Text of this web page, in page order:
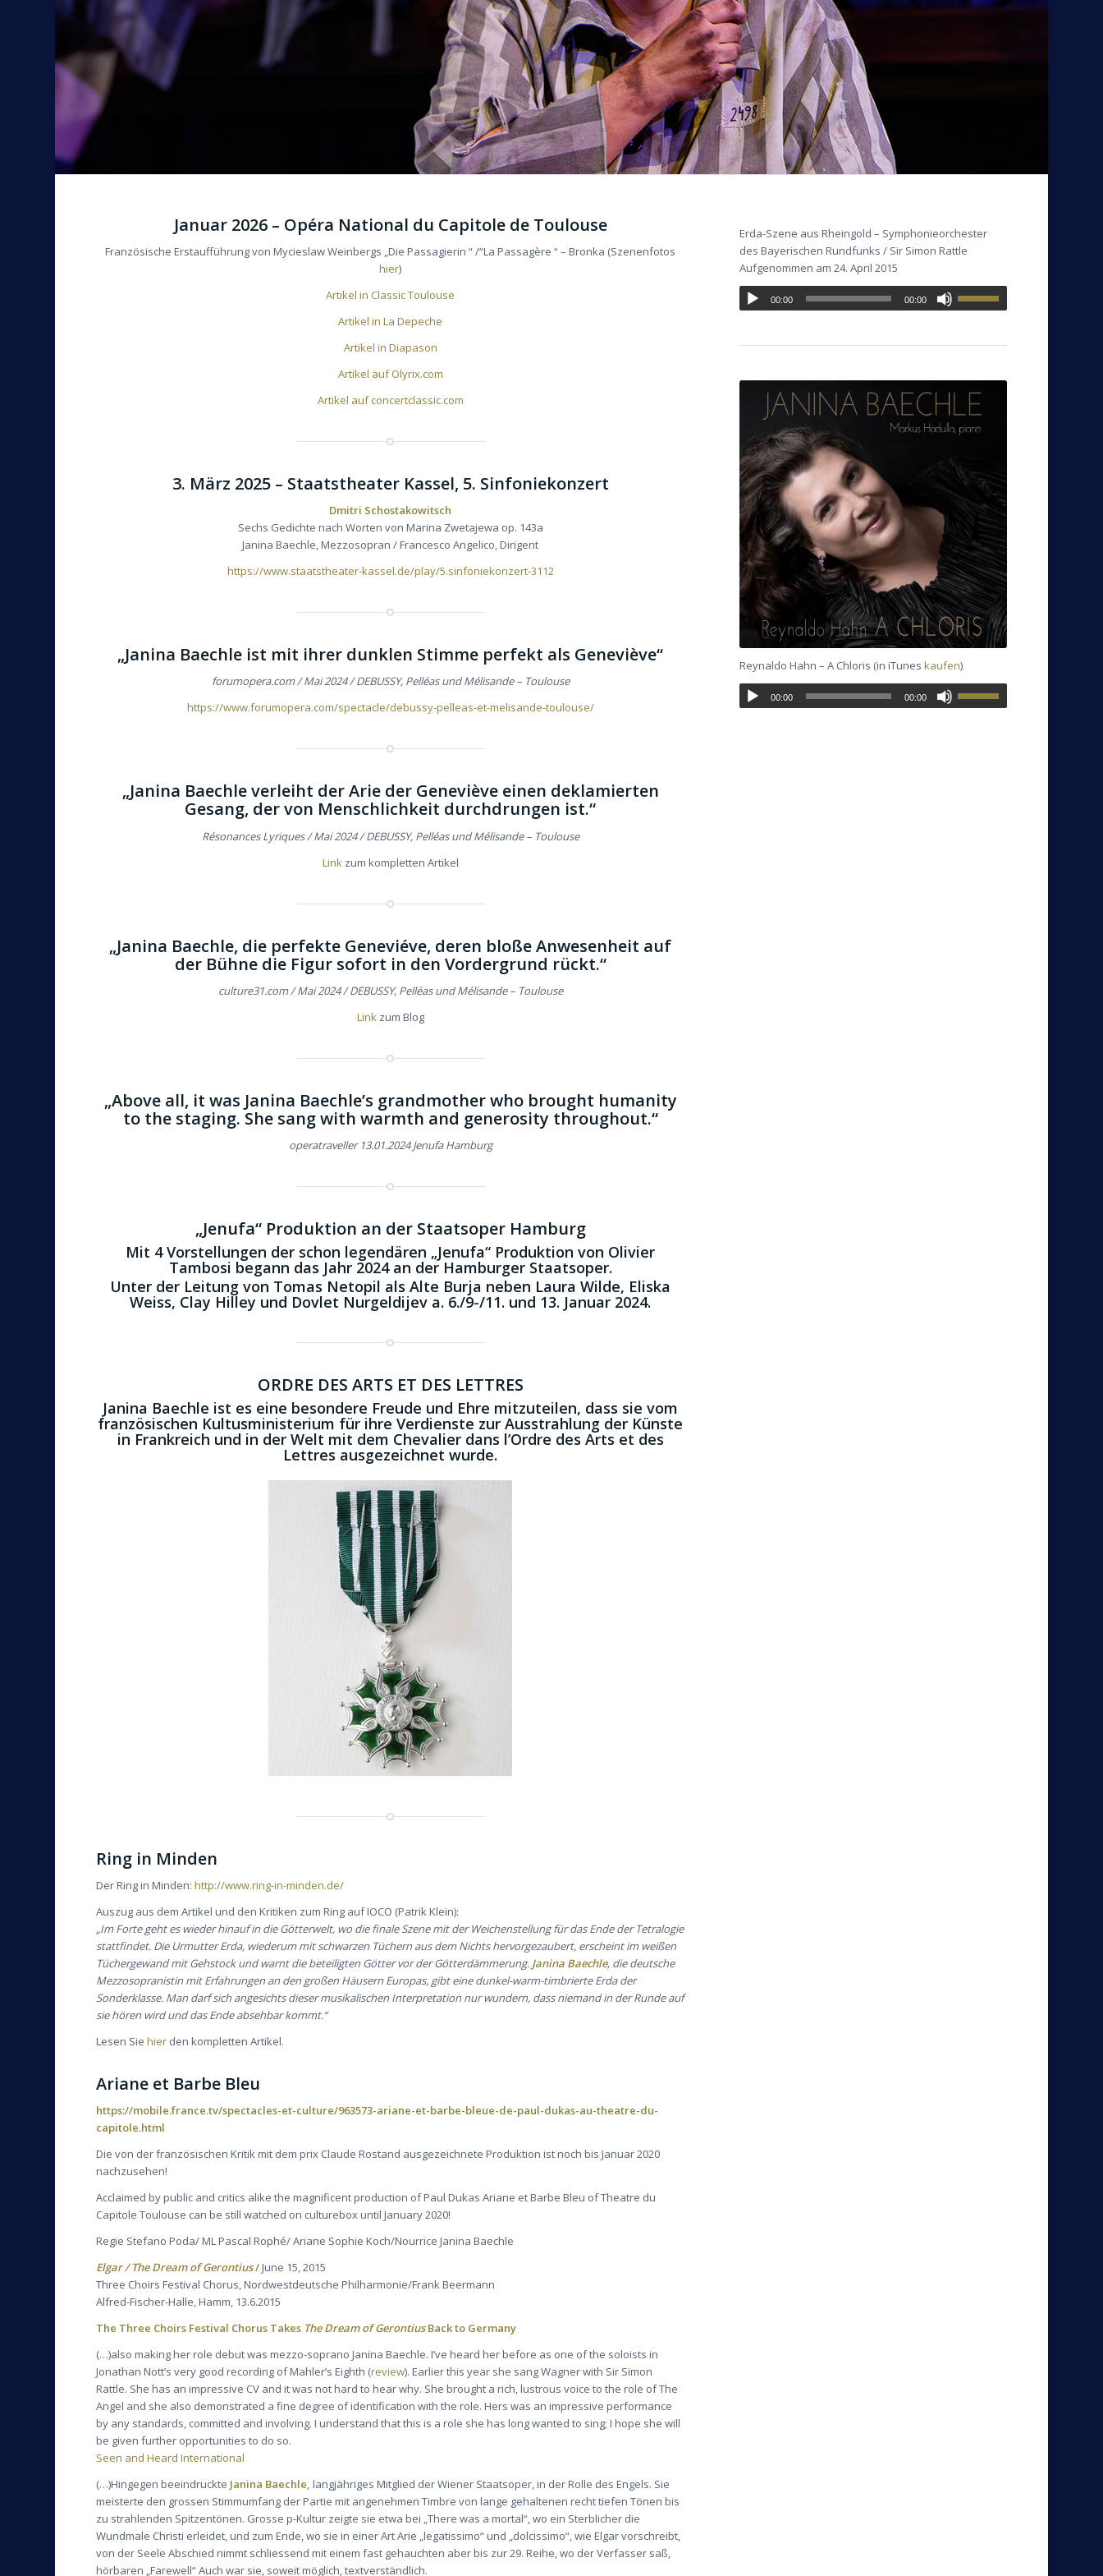
Januar 2026 – Opéra National du Capitole de Toulouse
Französische Erstaufführung von Mycieslaw Weinbergs „Die Passagierin “ /“La Passagère “ – Bronka (Szenenfotos
hier)
Artikel in Classic Toulouse
Artikel in La Depeche
Artikel in Diapason
Artikel auf Olyrix.com
Artikel auf concertclassic.com
3. März 2025 – Staatstheater Kassel, 5. Sinfoniekonzert
Dmitri Schostakowitsch
Sechs Gedichte nach Worten von Marina Zwetajewa op. 143a
Janina Baechle, Mezzosopran / Francesco Angelico, Dirigent
https://www.staatstheater-kassel.de/play/5.sinfoniekonzert-3112
„Janina Baechle ist mit ihrer dunklen Stimme perfekt als Geneviève“
forumopera.com / Mai 2024 / DEBUSSY, Pelléas und Mélisande – Toulouse
https://www.forumopera.com/spectacle/debussy-pelleas-et-melisande-toulouse/
„Janina Baechle verleiht der Arie der Geneviève einen deklamierten
Gesang, der von Menschlichkeit durchdrungen ist.“
Résonances Lyriques / Mai 2024 / DEBUSSY, Pelléas und Mélisande – Toulouse
Link zum kompletten Artikel
„Janina Baechle, die perfekte Geneviéve, deren bloße Anwesenheit auf
der Bühne die Figur sofort in den Vordergrund rückt.“
culture31.com / Mai 2024 / DEBUSSY, Pelléas und Mélisande – Toulouse
Linkzum Blog
„Above all, it was Janina Baechle’s grandmother who brought humanity
to the staging. She sang with warmth and generosity throughout.“
operatraveller 13.01.2024 Jenufa Hamburg
„Jenufa“ Produktion an der Staatsoper Hamburg
Mit 4 Vorstellungen der schon legendären „Jenufa“ Produktion von Olivier
Tambosi begann das Jahr 2024 an der Hamburger Staatsoper.
Unter der Leitung von Tomas Netopil als Alte Burja neben Laura Wilde, Eliska
Weiss, Clay Hilley und Dovlet Nurgeldijev a. 6./9-/11. und 13. Januar 2024.
ORDRE DES ARTS ET DES LETTRES
Janina Baechle ist es eine besondere Freude und Ehre mitzuteilen, dass sie vom
französischen Kultusministerium für ihre Verdienste zur Ausstrahlung der Künste
in Frankreich und in der Welt mit dem Chevalier dans l’Ordre des Arts et des
Lettres ausgezeichnet wurde.
Ring in Minden
Der Ring in Minden:http://www.ring-in-minden.de/
Auszug aus dem Artikel und den Kritiken zum Ring auf IOCO (Patrik Klein):
„Im Forte geht es wieder hinauf in die Götterwelt, wo die finale Szene mit der Weichenstellung für das Ende der Tetralogie
stattfindet. Die Urmutter Erda, wiederum mit schwarzen Tüchern aus dem Nichts hervorgezaubert, erscheint im weißen
Tüchergewand mit Gehstock und warnt die beteiligten Götter vor der Götterdämmerung. Janina Baechle, die deutsche
Mezzosopranistin mit Erfahrungen an den großen Häusern Europas, gibt eine dunkel-warm-timbrierte Erda der
Sonderklasse. Man darf sich angesichts dieser musikalischen Interpretation nur wundern, dass niemand in der Runde auf
sie hören wird und das Ende absehbar kommt.“
Lesen Siehier den kompletten Artikel.
Ariane et Barbe Bleu
https://mobile.france.tv/spectacles-et-culture/963573-ariane-et-barbe-bleue-de-paul-dukas-au-theatre-du-
capitole.html
Die von der französischen Kritik mit dem prix Claude Rostand ausgezeichnete Produktion ist noch bis Januar 2020
nachzusehen!
Acclaimed by public and critics alike the magnificent production of Paul Dukas Ariane et Barbe Bleu of Theatre du
Capitole Toulouse can be still watched on culturebox until January 2020!
Regie Stefano Poda/ ML Pascal Rophé/ Ariane Sophie Koch/Nourrice Janina Baechle
Elgar / The Dream of Gerontius/June 15, 2015
Three Choirs Festival Chorus, Nordwestdeutsche Philharmonie/Frank Beermann
Alfred-Fischer-Halle, Hamm, 13.6.2015
The Three Choirs Festival Chorus Takes The Dream of GerontiusBack to Germany
(…)also making her role debut was mezzo-soprano Janina Baechle. I’ve heard her before as one of the soloists in
Jonathan Nott’s very good recording of Mahler’s Eighth (review). Earlier this year she sang Wagner with Sir Simon
Rattle. She has an impressive CV and it was not hard to hear why. She brought a rich, lustrous voice to the role of The
Angel and she also demonstrated a fine degree of identification with the role. Hers was an impressive performance
by any standards, committed and involving. I understand that this is a role she has long wanted to sing; I hope she will
be given further opportunities to do so.
Seen and Heard International
(…)Hingegen beeindruckte Janina Baechle,langjähriges Mitglied der Wiener Staatsoper, in der Rolle des Engels. Sie
meisterte den grossen Stimmumfang der Partie mit angenehmen Timbre von lange gehaltenen recht tiefen Tönen bis
zu strahlenden Spitzentönen. Grosse p-Kultur zeigte sie etwa bei „There was a mortal“, wo ein Sterblicher die
Wundmale Christi erleidet, und zum Ende, wo sie in einer Art Arie „legatissimo“ und „dolcissimo“, wie Elgar vorschreibt,
von der Seele Abschied nimmt schliessend mit einem fast gehauchten aber bis zur 29. Reihe, wo der Verfasser saß,
hörbaren „Farewell“ Auch war sie, soweit möglich, textverständlich.
Erda-Szene aus Rheingold – Symphonieorchester
des Bayerischen Rundfunks / Sir Simon Rattle
Aufgenommen am 24. April 2015
00:00 00:00
Reynaldo Hahn – A Chloris (in iTuneskaufen)
00:00 00:00